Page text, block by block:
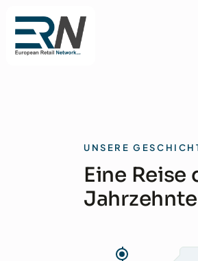
Skip
to
UNSERE
Eine
Jahrzehnte